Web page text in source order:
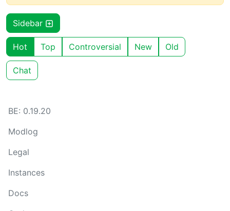
Sidebar
Hot Top Controversial New Old
Chat
BE: 0.19.20
Modlog
Legal
Instances
Docs